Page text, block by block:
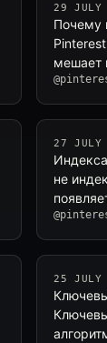
29 JULY
Почему
мешает
27 JULY
не
25 JULY